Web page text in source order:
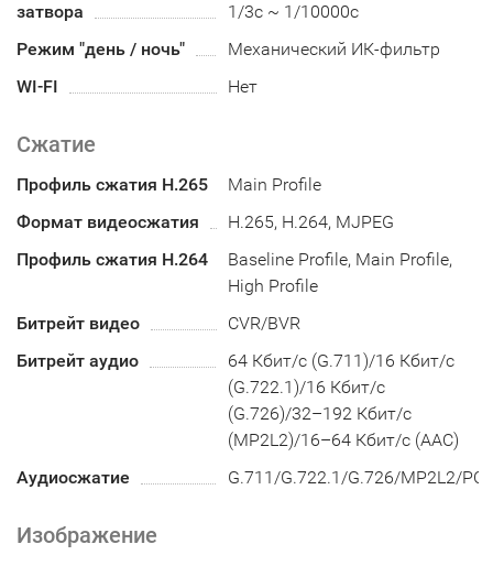
затвора
1/3с ~ 1/10000с
Режим "день / ночь"
Механический ИК-фильтр
WI-FI
Нет
Сжатие
Профиль сжатия H.265
Main Profile
Формат видеосжатия
H.265, H.264, MJPEG
Профиль сжатия H.264
Baseline Profile, Main Profile,
High Profile
Битрейт видео
CVR/BVR
Битрейт аудио
64 Кбит/с (G.711)/16 Кбит/с
(G.722.1)/16 Кбит/с
(G.726)/32–192 Кбит/с
(MP2L2)/16–64 Кбит/с (AAC)
Аудиосжатие
G.711/G.722.1/G.726/MP2L2/
Изображение